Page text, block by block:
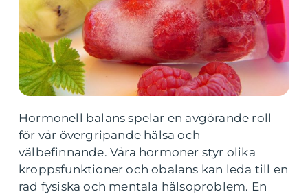
Hormonell balans spelar en avgörande roll
för vår övergripande hälsa och
välbefinnande. Våra hormoner styr olika
kroppsfunktioner och obalans kan leda till en
rad fysiska och mentala hälsoproblem. En